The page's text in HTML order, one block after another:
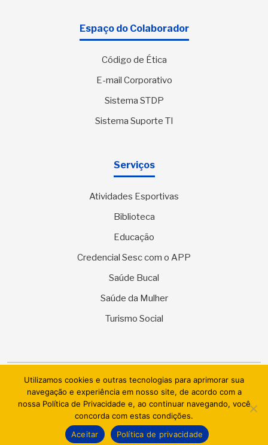
Espaço do Colaborador
Código de Ética
E-mail Corporativo
Sistema STDP
Sistema Suporte TI
Serviços
Atividades Esportivas
Biblioteca
Educação
Credencial Sesc com o APP
Saúde Bucal
Saúde da Mulher
Turismo Social
© 2026 SESC Sergipe - Serviço Social do Comércio. Todos os
direitos reservados.
AI.BRAZIL TECHNOLOGIES & DATACENTER LTDA
Utilizamos cookies e outras tecnologias para aprimorar sua
navegação e experiência em nosso site, de acordo com a
nossa Política de Privacidade e, ao continuar navegando, você
concorda com estas condições.
Aceitar
Política de privacidade